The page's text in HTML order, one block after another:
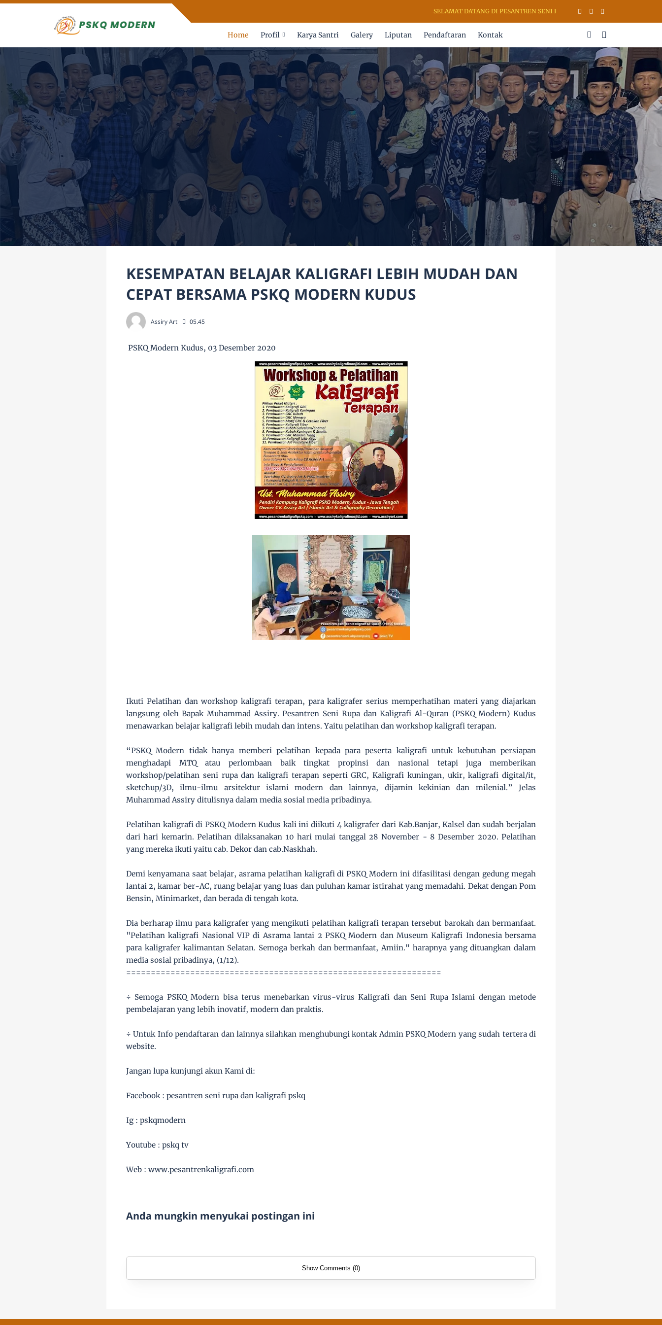
SELAMAT DATANG DI PESANTREN SENI RUPA & KALIGRAFI AL QURAN (PSKQ
Home Profil Karya Santri Galery Liputan Pendaftaran Kontak
KESEMPATAN BELAJAR KALIGRAFI LEBIH MUDAH DAN
CEPAT BERSAMA PSKQ MODERN KUDUS
Assiry Art 05.45
PSKQ Modern Kudus, 03 Desember 2020
Ikuti Pelatihan dan workshop kaligrafi terapan, para kaligrafer serius memperhatihan materi yang diajarkan
langsung oleh Bapak Muhammad Assiry. Pesantren Seni Rupa dan Kaligrafi Al-Quran (PSKQ Modern) Kudus
menawarkan belajar kaligrafi lebih mudah dan intens. Yaitu pelatihan dan workshop kaligrafi terapan.
“PSKQ Modern tidak hanya memberi pelatihan kepada para peserta kaligrafi untuk kebutuhan persiapan
menghadapi MTQ atau perlombaan baik tingkat propinsi dan nasional tetapi juga memberikan
workshop/pelatihan seni rupa dan kaligrafi terapan seperti GRC, Kaligrafi kuningan, ukir, kaligrafi digital/it,
sketchup/3D, ilmu-ilmu arsitektur islami modern dan lainnya, dijamin kekinian dan milenial.” Jelas
Muhammad Assiry ditulisnya dalam media sosial media pribadinya.
Pelatihan kaligrafi di PSKQ Modern Kudus kali ini diikuti 4 kaligrafer dari Kab.Banjar, Kalsel dan sudah berjalan
dari hari kemarin. Pelatihan dilaksanakan 10 hari mulai tanggal 28 November - 8 Desember 2020. Pelatihan
yang mereka ikuti yaitu cab. Dekor dan cab.Naskhah.
Demi kenyamana saat belajar, asrama pelatihan kaligrafi di PSKQ Modern ini difasilitasi dengan gedung megah
lantai 2, kamar ber-AC, ruang belajar yang luas dan puluhan kamar istirahat yang memadahi. Dekat dengan Pom
Bensin, Minimarket, dan berada di tengah kota.
Dia berharap ilmu para kaligrafer yang mengikuti pelatihan kaligrafi terapan tersebut barokah dan bermanfaat.
"Pelatihan kaligrafi Nasional VIP di Asrama lantai 2 PSKQ Modern dan Museum Kaligrafi Indonesia bersama
para kaligrafer kalimantan Selatan. Semoga berkah dan bermanfaat, Amiin." harapnya yang dituangkan dalam
media sosial pribadinya, (1/12).
================================================================
÷ Semoga PSKQ Modern bisa terus menebarkan virus-virus Kaligrafi dan Seni Rupa Islami dengan metode
pembelajaran yang lebih inovatif, modern dan praktis.
÷ Untuk Info pendaftaran dan lainnya silahkan menghubungi kontak Admin PSKQ Modern yang sudah tertera di
website.
Jangan lupa kunjungi akun Kami di:
Facebook : pesantren seni rupa dan kaligrafi pskq
Ig : pskqmodern
Youtube : pskq tv
Web : www.pesantrenkaligrafi.com
Anda mungkin menyukai postingan ini
Show Comments (0)